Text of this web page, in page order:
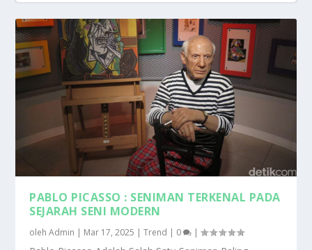
PABLO PICASSO : SENIMAN TERKENAL PADA
SEJARAH SENI MODERN
olehAdmin | Mar 17, 2025 |Trend | 0 |